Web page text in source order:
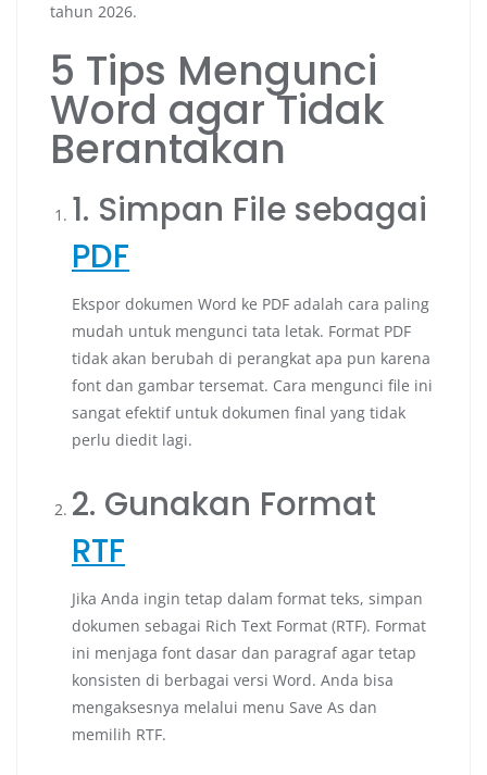
tahun 2026.
5 Tips Mengunci
Word agar Tidak
Berantakan
1. Simpan File sebagai
PDF
Ekspor dokumen Word ke PDF adalah cara paling
mudah untuk mengunci tata letak. Format PDF
tidak akan berubah di perangkat apa pun karena
font dan gambar tersemat. Cara mengunci file ini
sangat efektif untuk dokumen final yang tidak
perlu diedit lagi.
2. Gunakan Format
RTF
Jika Anda ingin tetap dalam format teks, simpan
dokumen sebagai Rich Text Format (RTF). Format
ini menjaga font dasar dan paragraf agar tetap
konsisten di berbagai versi Word. Anda bisa
mengaksesnya melalui menu Save As dan
memilih RTF.